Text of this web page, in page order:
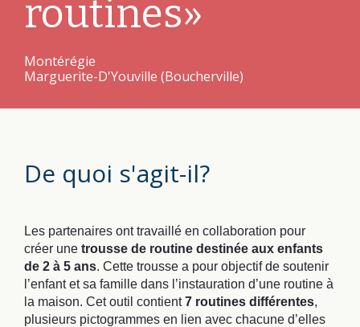
routines»
Montérégie
Marguerite-D'Youville (Boucherville)
De quoi s'agit-il?
Les partenaires ont travaillé en collaboration pour
créer une trousse de routine destinée aux enfants
de 2 à 5 ans. Cette trousse a pour objectif de soutenir
l’enfant et sa famille dans l’instauration d’une routine à
la maison. Cet outil contient7 routines différentes,
plusieurs pictogrammes en lien avec chacune d’elles